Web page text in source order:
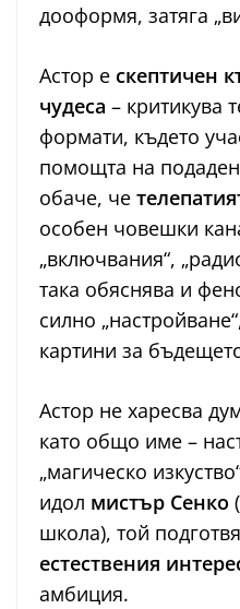
дооформя, затяга
Астор е скептичен
чудеса – критикува
формати, където
помощта на
обаче, че
особен човешки
„включвания“,
така обяснява и
силно
картини за
Астор не харесва
като общо име –
„магическо
идол мистър Сенко
школа), той
естествения
амбиция.